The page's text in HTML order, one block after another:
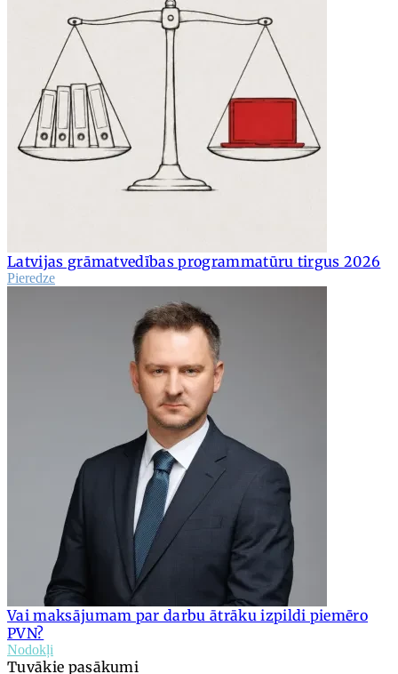
Latvijas grāmatvedības programmatūru tirgus 2026
Pieredze
Vai maksājumam par darbu ātrāku izpildi piemēro
PVN?
Nodokļi
Tuvākie pasākumi